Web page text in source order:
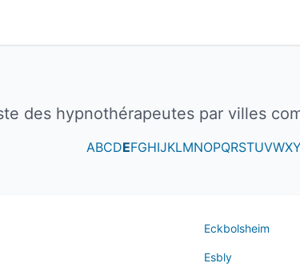
des hypnothérapeutes par villes
ABCDEFGHIJKLMNOPQRSTUVWXY
Eckbolsheim
Esbly